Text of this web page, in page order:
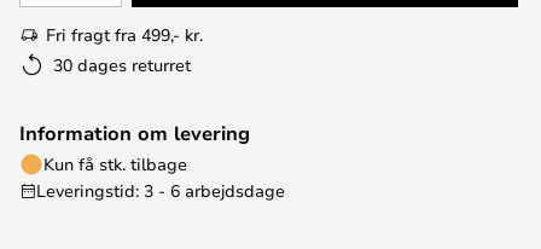
Fri fragt fra 499,- kr.
30 dages returret
Information om levering
Kun få stk. tilbage
Leveringstid: 3 - 6 arbejdsdage